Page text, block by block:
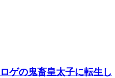
ゲの鬼畜皇太子に転生し